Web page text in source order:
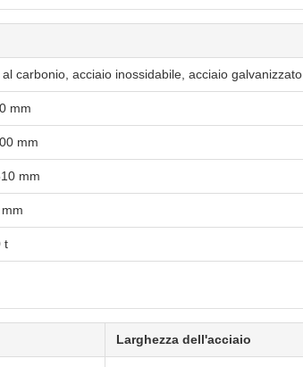
al carbonio, acciaio inossidabile, acciaio galvanizzato
mm
mm
mm
t
Larghezza dell'acciaio